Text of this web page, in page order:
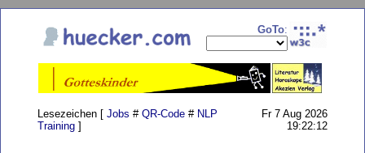
GoTo:
Lesezeichen [ Jobs # QR-Code # NLP
Training ]
Fr 7 Aug 2026
19:22:12